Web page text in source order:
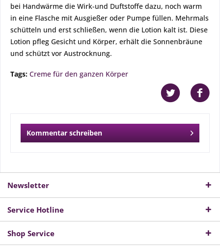
bei Handwärme die Wirk-und Duftstoffe dazu, noch warm
in eine Flasche mit Ausgießer oder Pumpe füllen. Mehrmals
schütteln und erst schließen, wenn die Lotion kalt ist. Diese
Lotion pfleg Gesicht und Körper, erhält die Sonnenbräune
und schützt vor Austrocknung.
Tags: Creme für den ganzen Körper
Kommentar schreiben
Newsletter
Service Hotline
Shop Service